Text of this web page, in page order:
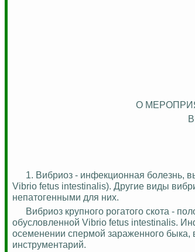
О
1. Вибриоз - инфекционная болезнь,
Vibrio fetus intestinalis). Другие виды
непатогенными для них.
Вибриоз крупного рогатого скота -
обусловленной Vibrio fetus intestinalis.
осеменении спермой зараженного быка,
инструментарий.